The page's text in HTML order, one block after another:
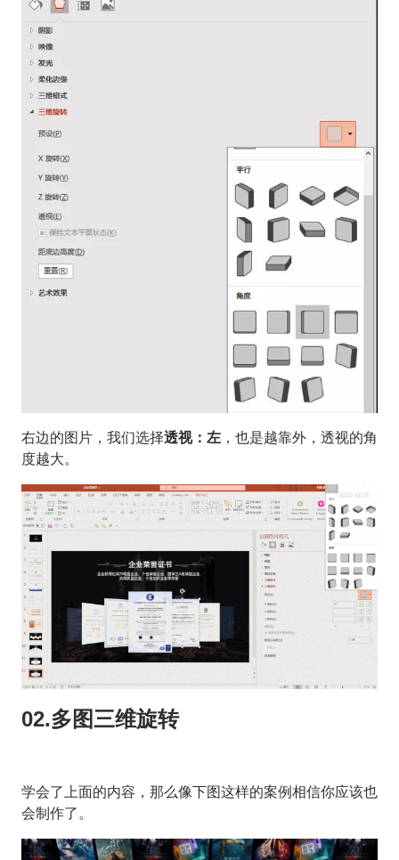
右边的图片，我们选择透视：左 ，也是越靠外，透视的角
度越大。
02.多图三维旋转
学会了上面的内容，那么像下图这样的案例相信你应该也
会制作了。